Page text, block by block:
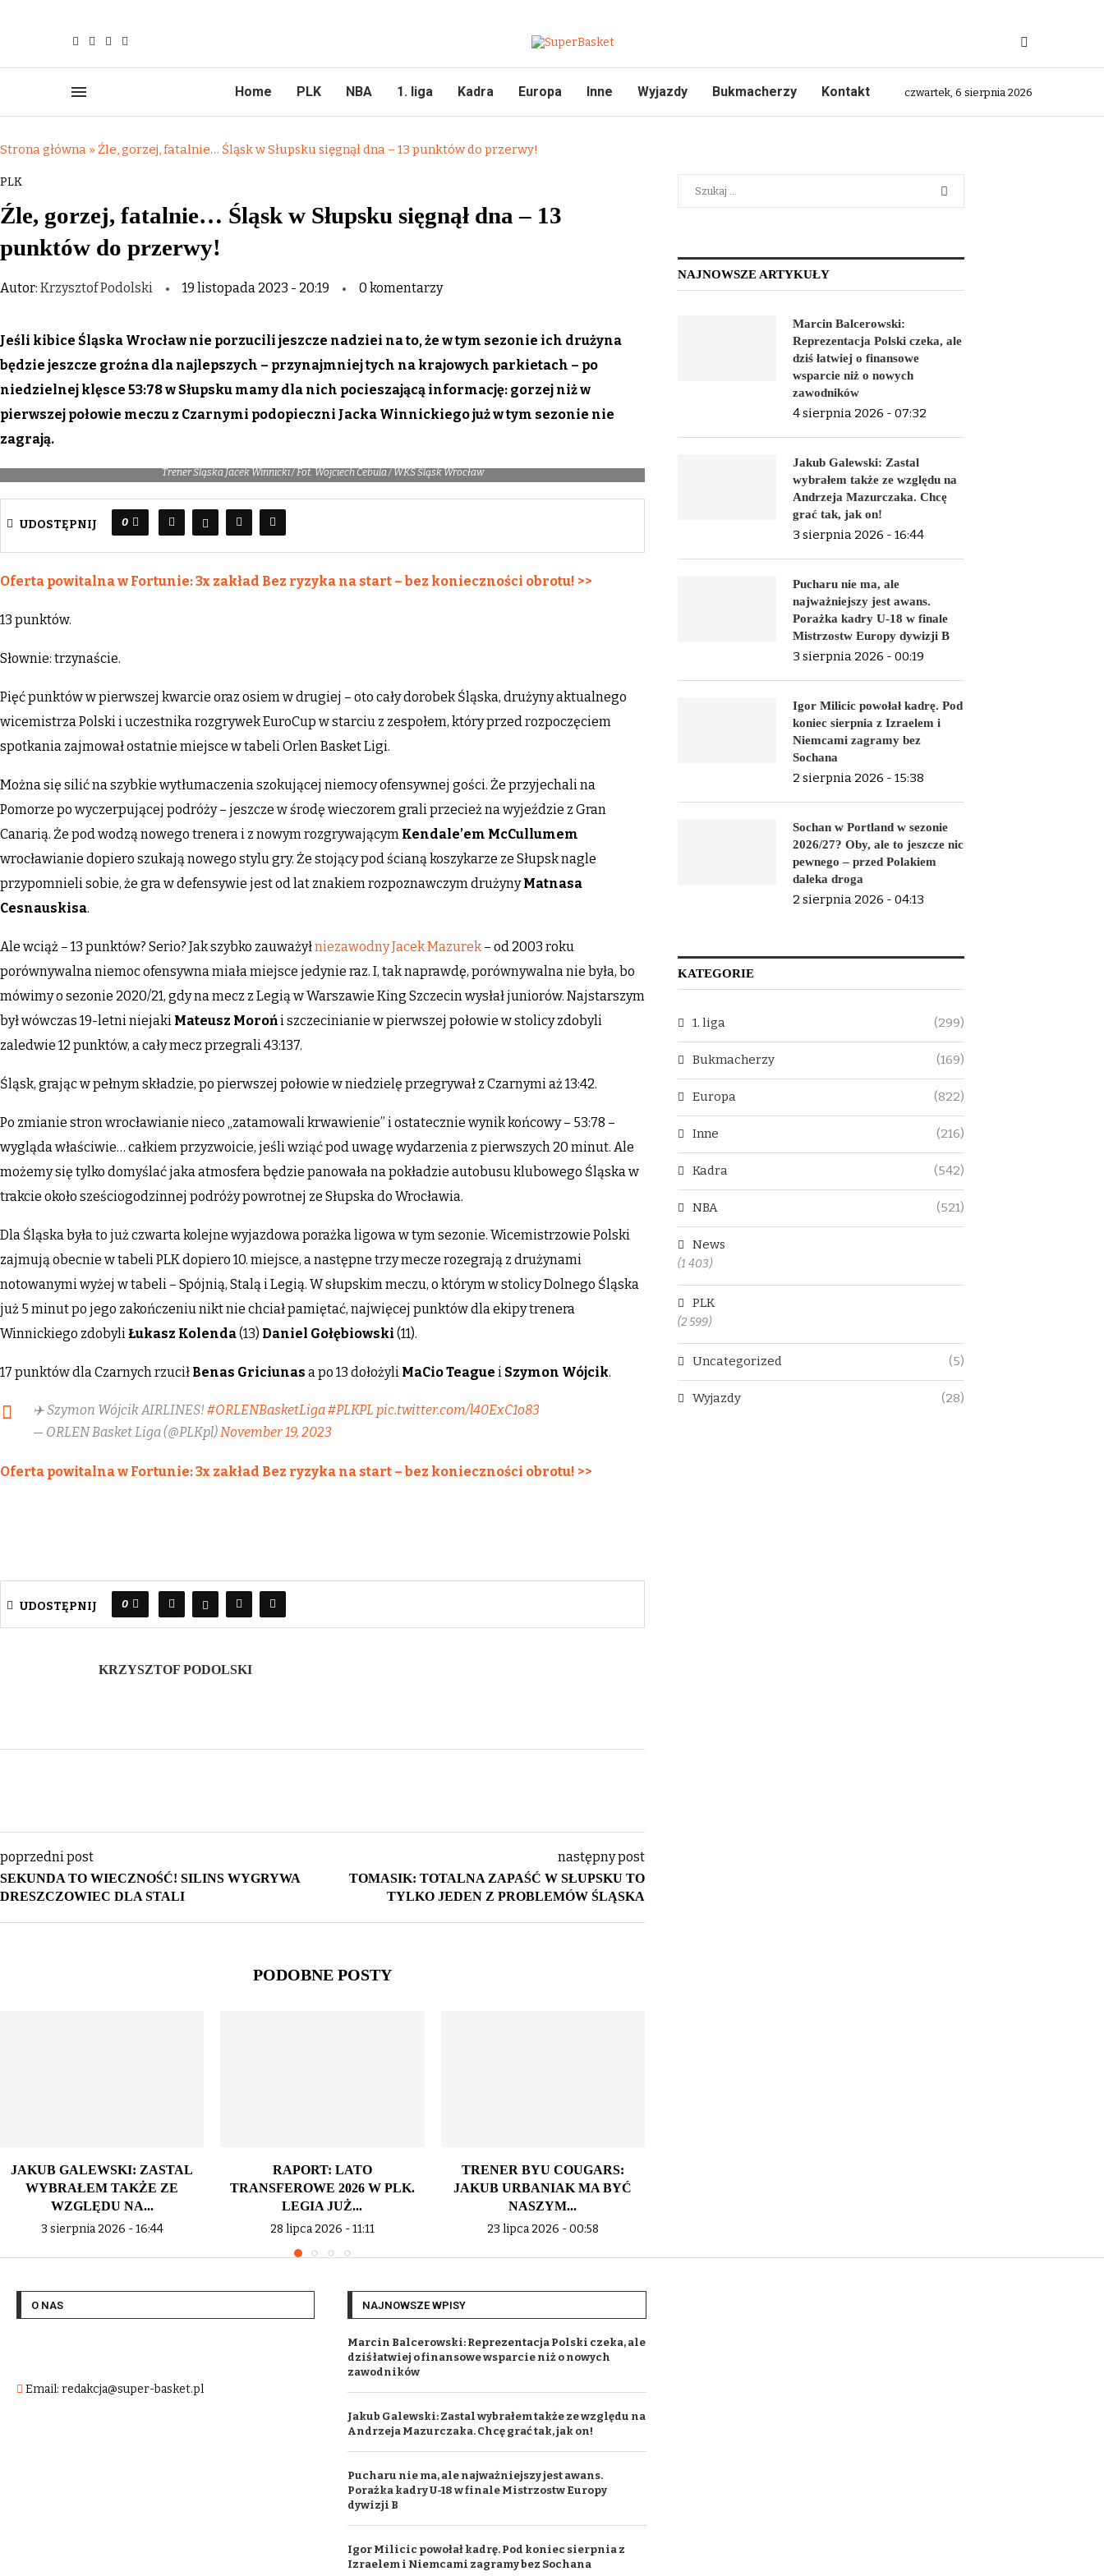
Home PLK NBA 1. liga Kadra Europa Inne Wyjazdy Bukmacherzy Kontakt czwartek, 6 sierpnia 2026
Strona główna » Źle, gorzej, fatalnie… Śląsk w Słupsku sięgnął dna – 13 punktów do przerwy!
PLK
Źle, gorzej, fatalnie… Śląsk w Słupsku sięgnął dna – 13
punktów do przerwy!
Autor: Krzysztof Podolski 19 listopada 2023 - 20:19 0 komentarzy
Jeśli kibice Śląska Wrocław nie porzucili jeszcze nadziei na to, że w tym sezonie ich drużyna
będzie jeszcze groźna dla najlepszych – przynajmniej tych na krajowych parkietach – po
niedzielnej klęsce 53:78 w Słupsku mamy dla nich pocieszającą informację: gorzej niż w
pierwszej połowie meczu z Czarnymi podopieczni Jacka Winnickiego już w tym sezonie nie
zagrają.
Trener Śląska Jacek Winnicki / Fot. Wojciech Cebula / WKS Śląsk Wrocław
UDOSTĘPNIJ 0
Oferta powitalna w Fortunie: 3x zakład Bez ryzyka na start – bez konieczności obrotu! >>
13 punktów.
Słownie: trzynaście.
Pięć punktów w pierwszej kwarcie oraz osiem w drugiej – oto cały dorobek Śląska, drużyny aktualnego
wicemistrza Polski i uczestnika rozgrywek EuroCup w starciu z zespołem, który przed rozpoczęciem
spotkania zajmował ostatnie miejsce w tabeli Orlen Basket Ligi.
Można się silić na szybkie wytłumaczenia szokującej niemocy ofensywnej gości. Że przyjechali na
Pomorze po wyczerpującej podróży – jeszcze w środę wieczorem grali przecież na wyjeździe z Gran
Canarią. Że pod wodzą nowego trenera i z nowym rozgrywającym Kendale’em McCullumem
wrocławianie dopiero szukają nowego stylu gry. Że stojący pod ścianą koszykarze ze Słupsk nagle
przypomnieli sobie, że gra w defensywie jest od lat znakiem rozpoznawczym drużynyMatnasa
Cesnauskisa.
Ale wciąż – 13 punktów? Serio? Jak szybko zauważyłniezawodny Jacek Mazurek – od 2003 roku
porównywalna niemoc ofensywna miała miejsce jedynie raz. I, tak naprawdę, porównywalna nie była, bo
mówimy o sezonie 2020/21, gdy na mecz z Legią w Warszawie King Szczecin wysłał juniorów. Najstarszym
był wówczas 19-letni niejaki Mateusz Morońi szczecinianie w pierwszej połowie w stolicy zdobyli
zaledwie 12 punktów, a cały mecz przegrali 43:137.
Śląsk, grając w pełnym składzie, po pierwszej połowie w niedzielę przegrywał z Czarnymi aż 13:42.
Po zmianie stron wrocławianie nieco „zatamowali krwawienie” i ostatecznie wynik końcowy – 53:78 –
wygląda właściwie… całkiem przyzwoicie, jeśli wziąć pod uwagę wydarzenia z pierwszych 20 minut. Ale
możemy się tylko domyślać jaka atmosfera będzie panowała na pokładzie autobusu klubowego Śląska w
trakcie około sześciogodzinnej podróży powrotnej ze Słupska do Wrocławia.
Dla Śląska była to już czwarta kolejne wyjazdowa porażka ligowa w tym sezonie. Wicemistrzowie Polski
zajmują obecnie w tabeli PLK dopiero 10. miejsce, a następne trzy mecze rozegrają z drużynami
notowanymi wyżej w tabeli – Spójnią, Stalą i Legią. W słupskim meczu, o którym w stolicy Dolnego Śląska
już 5 minut po jego zakończeniu nikt nie chciał pamiętać, najwięcej punktów dla ekipy trenera
Winnickiego zdobyliŁukasz Kolenda(13) Daniel Gołębiowski (11).
17 punktów dla Czarnych rzucił Benas Griciunas a po 13 dołożyli MaCio Teague i Szymon Wójcik.
✈️ Szymon Wójcik AIRLINES!#ORLENBasketLiga#PLKPL pic.twitter.com/l40ExC1o83
— ORLEN Basket Liga (@PLKpl)November 19, 2023
Oferta powitalna w Fortunie: 3x zakład Bez ryzyka na start – bez konieczności obrotu! >>
UDOSTĘPNIJ 0
KRZYSZTOF PODOLSKI
poprzedni post
SEKUNDA TO WIECZNOŚĆ! SILINS WYGRYWA
DRESZCZOWIEC DLA STALI
następny post
TOMASIK: TOTALNA ZAPAŚĆ W SŁUPSKU TO
TYLKO JEDEN Z PROBLEMÓW ŚLĄSKA
PODOBNE POSTY
JAKUB GALEWSKI: ZASTAL
WYBRAŁEM TAKŻE ZE
WZGLĘDU NA...
3 sierpnia 2026 - 16:44
RAPORT: LATO
TRANSFEROWE 2026 W PLK.
LEGIA JUŻ...
28 lipca 2026 - 11:11
TRENER BYU COUGARS:
JAKUB URBANIAK MA BYĆ
NASZYM...
23 lipca 2026 - 00:58
NAJNOWSZE ARTYKUŁY
Marcin Balcerowski:
Reprezentacja Polski czeka, ale
dziś łatwiej o finansowe
wsparcie niż o nowych
zawodników
4 sierpnia 2026 - 07:32
Jakub Galewski: Zastal
wybrałem także ze względu na
Andrzeja Mazurczaka. Chcę
grać tak, jak on!
3 sierpnia 2026 - 16:44
Pucharu nie ma, ale
najważniejszy jest awans.
Porażka kadry U-18 w finale
Mistrzostw Europy dywizji B
3 sierpnia 2026 - 00:19
Igor Milicic powołał kadrę. Pod
koniec sierpnia z Izraelem i
Niemcami zagramy bez
Sochana
2 sierpnia 2026 - 15:38
Sochan w Portland w sezonie
2026/27? Oby, ale to jeszcze nic
pewnego – przed Polakiem
daleka droga
2 sierpnia 2026 - 04:13
KATEGORIE
1. liga (299)
Bukmacherzy (169)
Europa (822)
Inne (216)
Kadra (542)
NBA (521)
News
(1 403)
PLK
(2 599)
Uncategorized (5)
Wyjazdy (28)
O NAS
Email: redakcja@super-basket.pl
NAJNOWSZE WPISY
Marcin Balcerowski: Reprezentacja Polski czeka, ale
dziś łatwiej o finansowe wsparcie niż o nowych
zawodników
Jakub Galewski: Zastal wybrałem także ze względu na
Andrzeja Mazurczaka. Chcę grać tak, jak on!
Pucharu nie ma, ale najważniejszy jest awans.
Porażka kadry U-18 w finale Mistrzostw Europy
dywizji B
Igor Milicic powołał kadrę. Pod koniec sierpnia z
Izraelem i Niemcami zagramy bez Sochana